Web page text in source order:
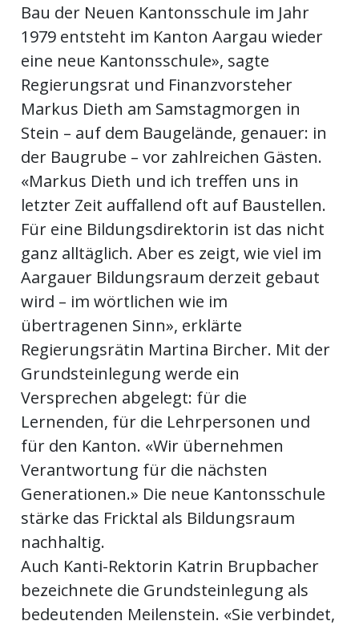
Bau der Neuen Kantonsschule im Jahr
1979 entsteht im Kanton Aargau wieder
eine neue Kantonsschule», sagte
Regierungsrat und Finanzvorsteher
Markus Dieth am Samstagmorgen in
Stein – auf dem Baugelände, genauer: in
der Baugrube – vor zahlreichen Gästen.
«Markus Dieth und ich treffen uns in
letzter Zeit auffallend oft auf Baustellen.
Für eine Bildungsdirektorin ist das nicht
ganz alltäglich. Aber es zeigt, wie viel im
Aargauer Bildungsraum derzeit gebaut
wird – im wörtlichen wie im
übertragenen Sinn», erklärte
Regierungsrätin Martina Bircher. Mit der
Grundsteinlegung werde ein
Versprechen abgelegt: für die
Lernenden, für die Lehrpersonen und
für den Kanton. «Wir übernehmen
Verantwortung für die nächsten
Generationen.» Die neue Kantonsschule
stärke das Fricktal als Bildungsraum
nachhaltig.
Auch Kanti-Rektorin Katrin Brupbacher
bezeichnete die Grundsteinlegung als
bedeutenden Meilenstein. «Sie verbindet,